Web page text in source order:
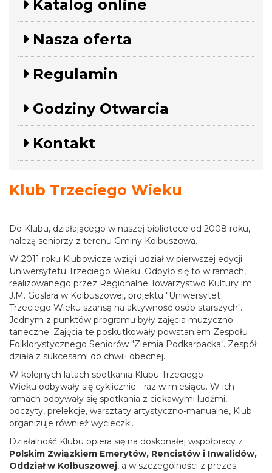
Katalog online
Nasza oferta
Regulamin
Godziny Otwarcia
Kontakt
Klub Trzeciego Wieku
Do Klubu, działającego w naszej bibliotece od 2008 roku,
należą seniorzy z terenu Gminy Kolbuszowa.
W 2011 roku Klubowicze wzięli udział w pierwszej edycji
Uniwersytetu Trzeciego Wieku. Odbyło się to w ramach,
realizowanego przez Regionalne Towarzystwo Kultury im.
J.M. Goslara w Kolbuszowej, projektu "Uniwersytet
Trzeciego Wieku szansą na aktywność osób starszych".
Jednym z punktów programu były zajęcia muzyczno-
taneczne. Zajęcia te poskutkowały powstaniem Zespołu
Folklorystycznego Seniorów "Ziemia Podkarpacka". Zespół
działa z sukcesami do chwili obecnej.
W kolejnych latach spotkania Klubu Trzeciego
Wieku odbywały się cyklicznie - raz w miesiącu. W ich
ramach odbywały się spotkania z ciekawymi ludźmi,
odczyty, prelekcje, warsztaty artystyczno-manualne, Klub
organizuje również wycieczki.
Działalność Klubu opiera się na doskonałej współpracy z
Polskim Związkiem Emerytów, Rencistów i Inwalidów,
Oddział w Kolbuszowej, a w szczególności z prezes